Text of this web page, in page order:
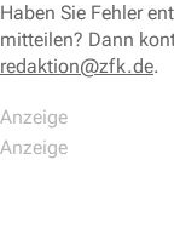
Haben Sie Fehler
mitteilen? Dann
redaktion@zfk.de.